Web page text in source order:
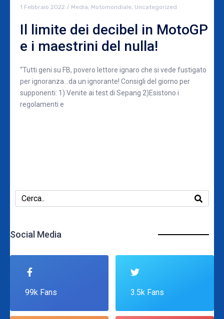
1 Febbraio 2022 / Media, Motomondiale, Uncategorized
Il limite dei decibel in MotoGP
e i maestrini del nulla!
“Tutti geni su FB, povero lettore ignaro che si vede fustigato
per ignoranza…da un ignorante! Consigli del giorno per
supponenti: 1) Venite ai test di Sepang 2)Esistono i
regolamenti e
Social Media
99k Fans 3.5k Fans